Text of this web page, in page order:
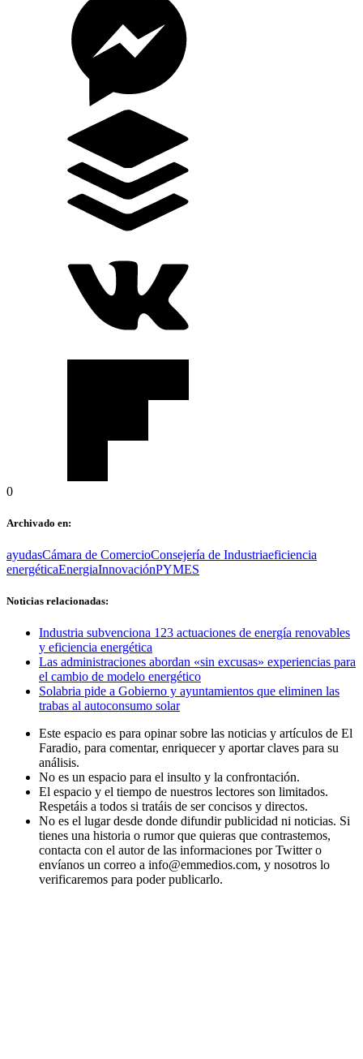
0
Archivado en:
ayudasCámara de ComercioConsejería de Industriaeficiencia
energéticaEnergiaInnovaciónPYMES
Noticias relacionadas:
Industria subvenciona 123 actuaciones de energía renovables
y eficiencia energética
Las administraciones abordan «sin excusas» experiencias para
el cambio de modelo energético
Solabria pide a Gobierno y ayuntamientos que eliminen las
trabas al autoconsumo solar
Este espacio es para opinar sobre las noticias y artículos de El
Faradio, para comentar, enriquecer y aportar claves para su
análisis.
No es un espacio para el insulto y la confrontación.
El espacio y el tiempo de nuestros lectores son limitados.
Respetáis a todos si tratáis de ser concisos y directos.
No es el lugar desde donde difundir publicidad ni noticias. Si
tienes una historia o rumor que quieras que contrastemos,
contacta con el autor de las informaciones por Twitter o
envíanos un correo a info@emmedios.com, y nosotros lo
verificaremos para poder publicarlo.